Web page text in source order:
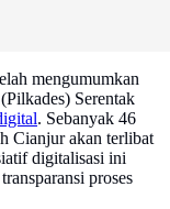
mengumumkan
(Pilkades) Serentak
. Sebanyak 46
Cianjur akan terlibat
digitalisasi ini
proses